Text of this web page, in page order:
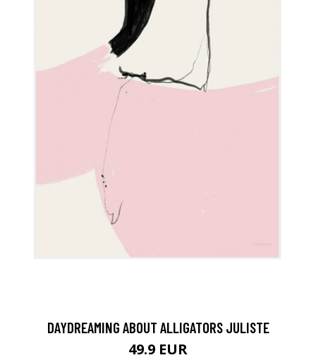
DAYDREAMING ABOUT ALLIGATORS JULISTE
49.9 EUR